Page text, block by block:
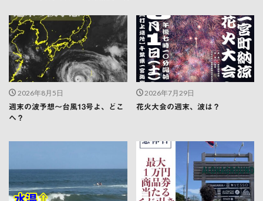
2026年8月5日
週末の波予想〜台風13号よ、どこ
へ？
2026年7月29日
花火大会の週末、波は？